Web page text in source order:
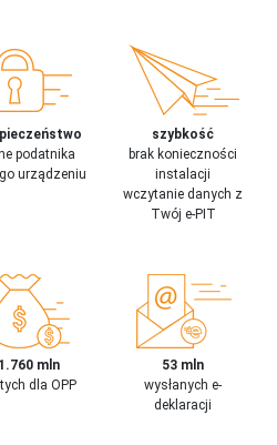
podatnika
urządzeniu
szybkość
brak konieczności
instalacji
wczytanie danych z
Twój e-PIT
1.760 mln
dla OPP
53 mln
wysłanych e-
deklaracji